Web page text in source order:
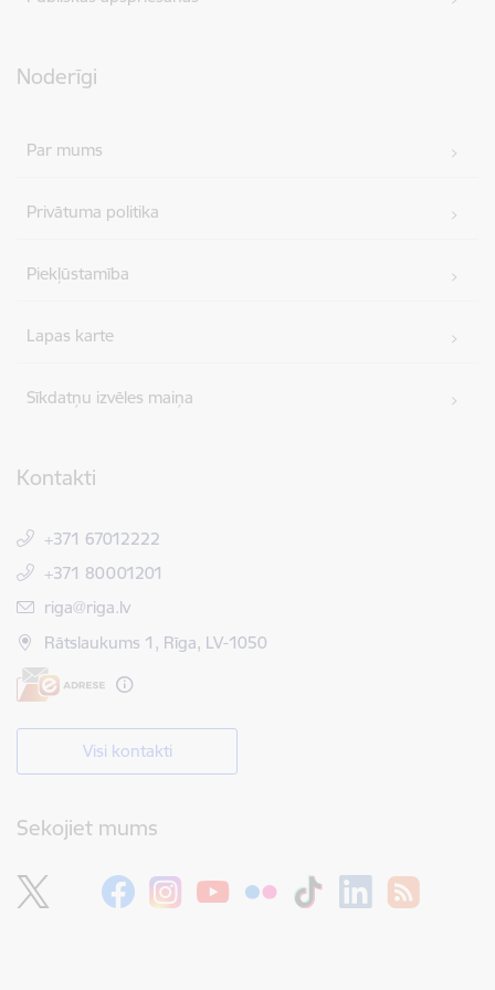
Noderīgi
Par mums
Privātuma politika
Piekļūstamība
Lapas karte
Sīkdatņu izvēles maiņa
Kontakti
+371 67012222
+371 80001201
E-pasts:
riga@riga.lv
Rātslaukums 1, Rīga, LV-1050
Visi kontakti
Sekojiet mums